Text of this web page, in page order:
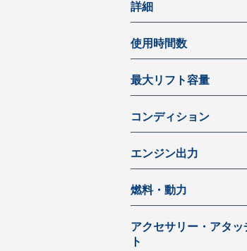
詳細
使用時間数
最大リフト容量
コンディション
エンジン出力
燃料・動力
アクセサリー・アタッ
ト